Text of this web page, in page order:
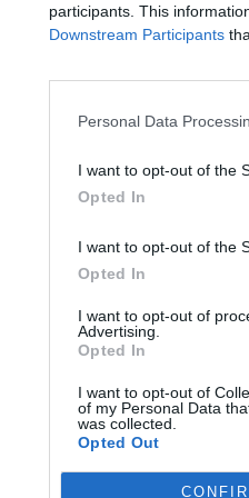
participants. This
Downstream Participants
Personal Data
I want to opt-out of the
Opted In
I want to opt-out of the
Opted In
I want to opt-out of
Advertising.
Opted In
I want to opt-out of
of my Personal Data
was collected.
Opted Out
examinat de les PAU 2026